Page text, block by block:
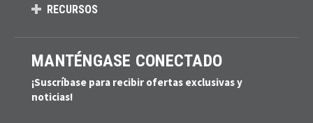
RECURSOS
MANTÉNGASE CONECTADO
¡Suscríbase para recibir ofertas exclusivas y
noticias!